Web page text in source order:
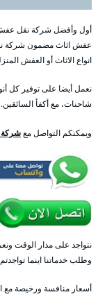
أول وأفضل شركة نقل
عفش اثاث مضمون شركة
انواع الاثاث أو العفش
نعمل أيضا على توفير كل
شاحنات، مع أكفأ السائقين.
ويمكنكم التواصل معشركة
نتواجد على مدار الوقت
وطلب خدماتنا اينما
أسعار منافسة ورخيصة